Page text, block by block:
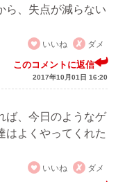
ら、失点が減らない
いいね
ダメ
このコメントに返信
2017年10月01日 16:20
ば、今日のようなゲ
はよくやってくれた
いいね
ダメ